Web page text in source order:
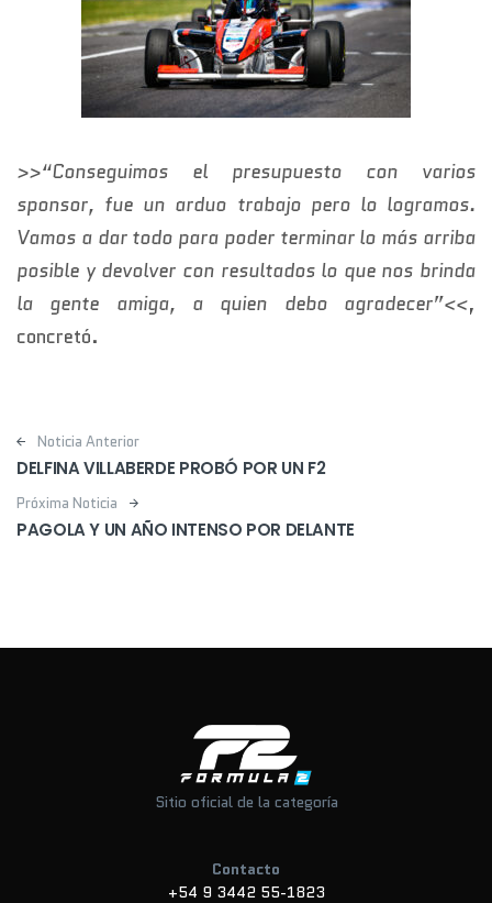
>>“Conseguimos el presupuesto con varios
sponsor, fue un arduo trabajo pero lo logramos.
Vamos a dar todo para poder terminar lo más arriba
posible y devolver con resultados lo que nos brinda
la gente amiga, a quien debo agradecer”<<,
concretó.
Post navigation
Noticia Anterior
DELFINA VILLABERDE PROBÓ POR UN F2
Próxima Noticia
PAGOLA Y UN AÑO INTENSO POR DELANTE
Sitio oficial de la categoría
Contacto
+54 9 3442 55-1823